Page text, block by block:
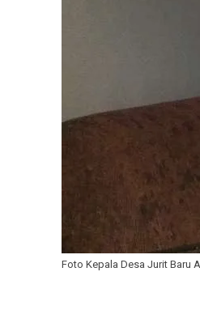
Foto Kepala Desa Jurit Baru